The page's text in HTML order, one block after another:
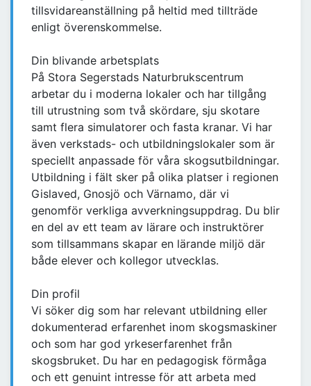
tillsvidareanställning på heltid med tillträde
enligt överenskommelse.
Din blivande arbetsplats
På Stora Segerstads Naturbrukscentrum
arbetar du i moderna lokaler och har tillgång
till utrustning som två skördare, sju skotare
samt flera simulatorer och fasta kranar. Vi har
även verkstads- och utbildningslokaler som är
speciellt anpassade för våra skogsutbildningar.
Utbildning i fält sker på olika platser i regionen
Gislaved, Gnosjö och Värnamo, där vi
genomför verkliga avverkningsuppdrag. Du blir
en del av ett team av lärare och instruktörer
som tillsammans skapar en lärande miljö där
både elever och kollegor utvecklas.
Din profil
Vi söker dig som har relevant utbildning eller
dokumenterad erfarenhet inom skogsmaskiner
och som har god yrkeserfarenhet från
skogsbruket. Du har en pedagogisk förmåga
och ett genuint intresse för att arbeta med